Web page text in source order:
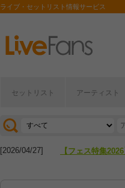
ライブ・セットリスト情報サービス
セットリスト アーティスト
[2026/07/28] 【ライブ動員ラ
[2026/04/27] 【フェス特集